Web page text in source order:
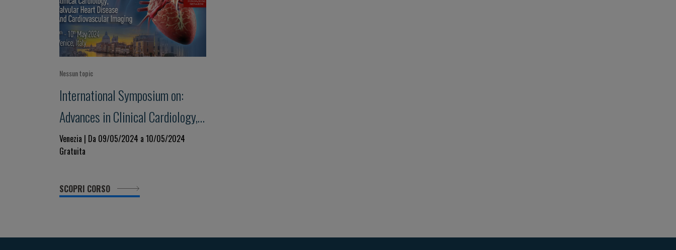
Nessun topic
International Symposium on:
Advances in Clinical Cardiology,
Valvular Heart Disease and
Cardiovascular Imaging
Venezia | Da 09/05/2024 a 10/05/2024
Gratuita
SCOPRI CORSO